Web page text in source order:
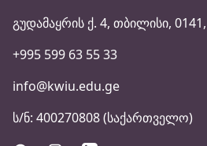
გუდამაყრის ქ. 4, თბილისი,
+995 599 63 55 33
info@kwiu.edu.ge
ს/ნ: 400270808 (საქართველო)